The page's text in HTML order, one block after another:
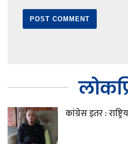
कांग्रेस इतर :